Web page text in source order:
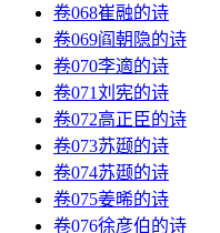
卷068崔融的诗
卷069阎朝隐的诗
卷070李適的诗
卷071刘宪的诗
卷072高正臣的诗
卷073苏颋的诗
卷074苏颋的诗
卷075姜晞的诗
卷076徐彦伯的诗